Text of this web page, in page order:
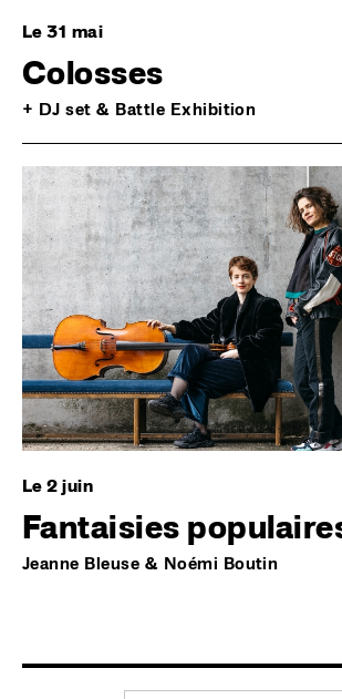
Le 31 mai
Colosses
+ DJ set & Battle Exhibition
Image
Le 2 juin
Fantaisies
Jeanne Bleuse & Noémi Boutin